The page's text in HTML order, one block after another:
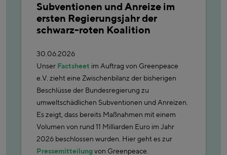
Subventionen und Anreize im
ersten Regierungsjahr der
schwarz-roten Koalition
30.06.2026
Unser Factsheet im Auftrag von Greenpeace
e.V. zieht eine Zwischenbilanz der bisherigen
Beschlüsse der Bundesregierung zu
umweltschädlichen Subventionen und Anreizen.
Es zeigt, dass bereits Maßnahmen mit einem
Volumen von rund 11 Milliarden Euro im Jahr
2026 beschlossen wurden. Hier geht es zur
Pressemitteilungvon Greenpeace.